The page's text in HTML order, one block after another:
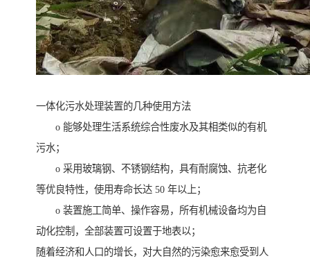
一体化污水处理装置的几种使用方法
o 能够处理生活系统综合性废水及其相类似的有机
污水；
o 采用玻璃钢、不锈钢结构，具有耐腐蚀、抗老化
等优良特性，使用寿命长达 50 年以上；
o 装置施工简单、操作容易，所有机械设备均为自
动化控制，全部装置可设置于地表以；
随着经济和人口的增长，对大自然的污染愈来愈受到人